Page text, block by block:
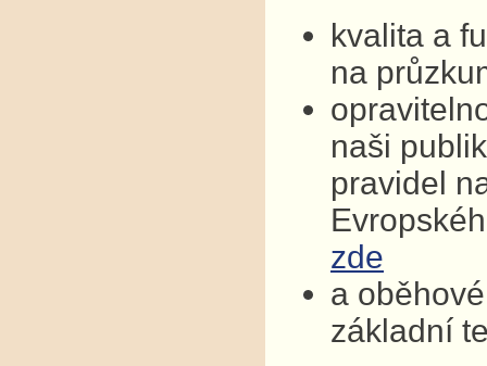
kvalita a
na
naši
pravidel
zde
a
základní